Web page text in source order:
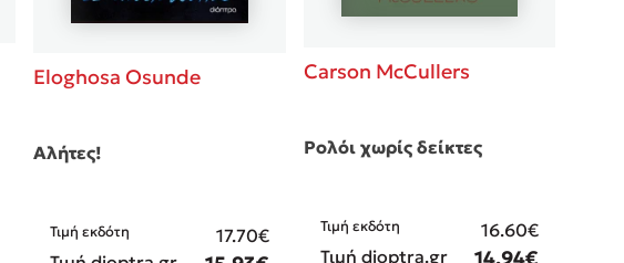
Eloghosa Osunde
Αλήτες!
Τιμή εκδότη
17.70€
Carson McCullers
Ρολόι χωρίς δείκτες
Τιμή εκδότη
16.60€
Τιμή dioptra.gr
14.94€